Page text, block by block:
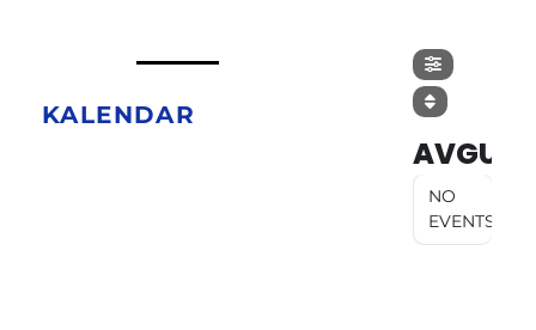
KALENDAR
AVGUST
NO
EVENTS